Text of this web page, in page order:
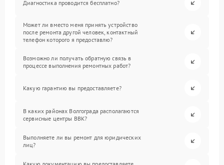
Диагностика проводится бесплатно?
Может ли вместо меня принять устройство
после ремонта другой человек, контактный
телефон которого я предоставлю?
Возможно ли получать обратную связь в
процессе выполнения ремонтных работ?
Какую гарантию вы предоставляете?
В каких районах Волгограда располагаются
сервисные центры BBK?
Выполняете ли вы ремонт для юридических
лиц?